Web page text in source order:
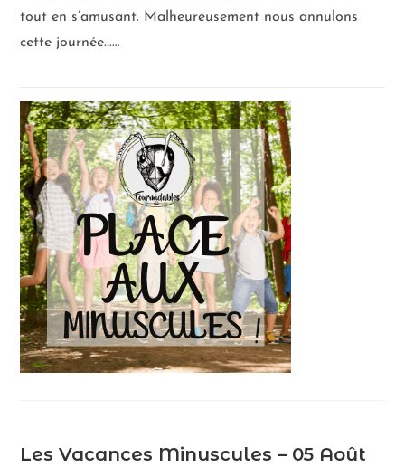
tout en s’amusant. Malheureusement nous annulons
cette journée...…
Les Vacances Minuscules – 05 Août